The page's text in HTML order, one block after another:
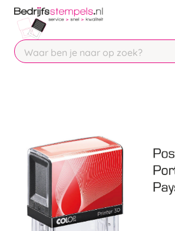
Chatbot
Chat 24/7 met onze
Contact